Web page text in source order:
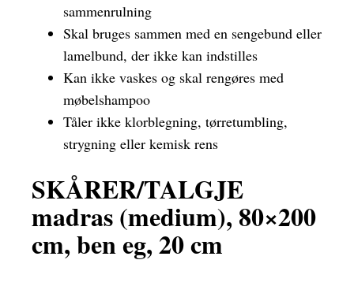
sammenrulning
Skal bruges sammen med en sengebund eller
lamelbund, der ikke kan indstilles
Kan ikke vaskes og skal rengøres med
møbelshampoo
Tåler ikke klorblegning, tørretumbling,
strygning eller kemisk rens
SKÅRER/TALGJE
madras (medium), 80×200
cm, ben eg, 20 cm